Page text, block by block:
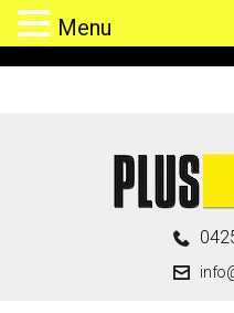
Menu